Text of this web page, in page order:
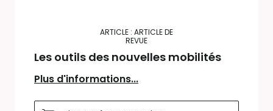
ARTICLE : ARTICLE DE
REVUE
Les outils des nouvelles mobilités
Plus d'informations...